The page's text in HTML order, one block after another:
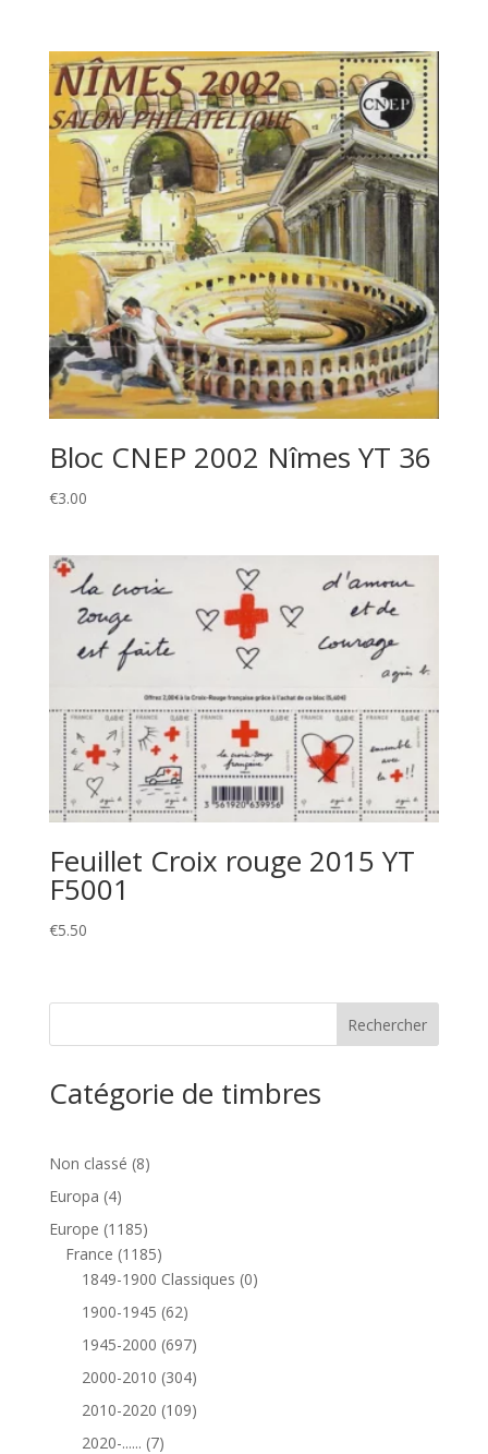
Bloc CNEP 2002 Nîmes YT 36
€3.00
Feuillet Croix rouge 2015 YT
F5001
€5.50
Catégorie de timbres
Non classé 88
Europa 44
produits
Europe 11851185
produits
France 11851185
produits
1849-1900 Classiques 00
1900-1945 6262
produits
1945-2000 697697
produits
2000-2010 304304
produits
2010-2020 109109
2020-...... 77